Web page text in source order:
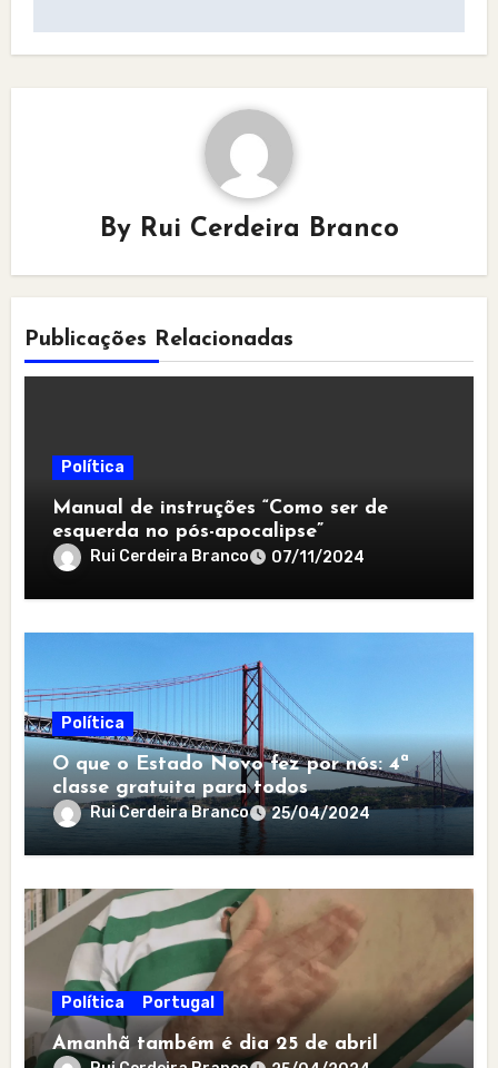
By Rui Cerdeira Branco
Publicações Relacionadas
Política
Manual de instruções “Como ser de
esquerda no pós-apocalipse”
Rui Cerdeira Branco 07/11/2024
Política
O que o Estado Novo fez por nós: 4ª
classe gratuita para todos
Rui Cerdeira Branco 25/04/2024
Política Portugal
Amanhã também é dia 25 de abril